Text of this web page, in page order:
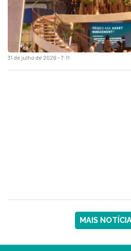
31 de julho de 2026 - 7:11
MAIS